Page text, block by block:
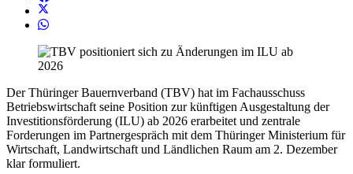
Der Thüringer Bauernverband (TBV) hat im Fachausschuss
Betriebswirtschaft seine Position zur künftigen Ausgestaltung der
Investitionsförderung (ILU) ab 2026 erarbeitet und zentrale
Forderungen im Partnergespräch mit dem Thüringer Ministerium für
Wirtschaft, Landwirtschaft und Ländlichen Raum am 2. Dezember
klar formuliert.